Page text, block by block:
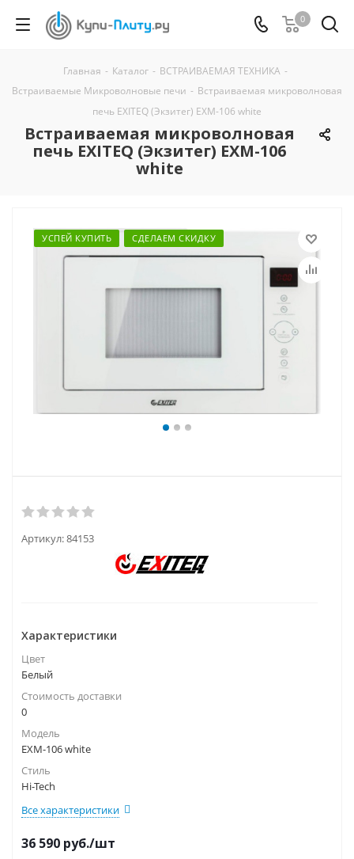
0
Главная - Каталог - ВСТРАИВАЕМАЯ ТЕХНИКА -
Встраиваемые Микроволновые печи - Встраиваемая микроволновая
печь EXITEQ (Экзитег) EXM-106 white
Встраиваемая микроволновая
печь EXITEQ (Экзитег) EXM-106
white
УСПЕЙ КУПИТЬ СДЕЛАЕМ СКИДКУ
Артикул:84153
Характеристики
Цвет
Белый
Стоимость доставки
0
Модель
EXM-106 white
Стиль
Hi-Tech
Все характеристики
36 590 руб./шт